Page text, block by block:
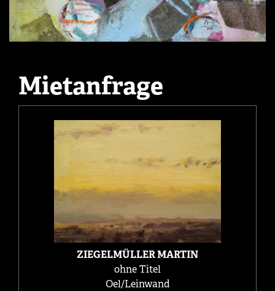
Mietanfrage
ZIEGELMÜLLER MARTIN
ohne Titel
Oel/Leinwand